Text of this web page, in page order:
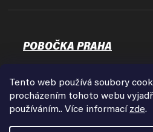
Tento web používá soubory
procházením tohoto webu
používáním.. Více informací zde.
POBOČKA PRAHA
17000 Praha - Holešovice
Zobrazit na mapě